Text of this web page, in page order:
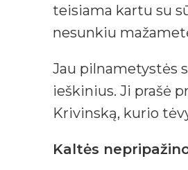
teisiama kartu su
nesunkiu
Jau pilnametystės
ieškinius. Ji prašė
Krivinską, kurio
Kaltės